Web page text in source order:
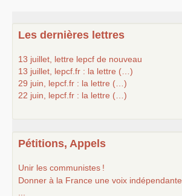
Les dernières lettres
13 juillet, lettre lepcf de nouveau
13 juillet, lepcf.fr : la lettre (…)
29 juin, lepcf.fr : la lettre (…)
22 juin, lepcf.fr : la lettre (…)
Pétitions, Appels
Unir les communistes !
Donner à la France une voix